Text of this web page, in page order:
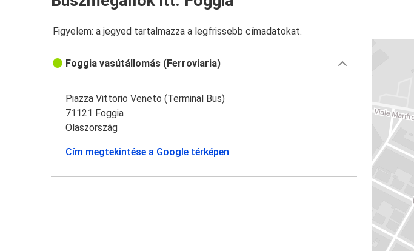
Figyelem: a jegyed tartalmazza a legfrissebb címadatokat.
Foggia vasútállomás (Ferroviaria)
Piazza Vittorio Veneto (Terminal Bus)
71121 Foggia
Olaszország
Cím megtekintése a Google térképen